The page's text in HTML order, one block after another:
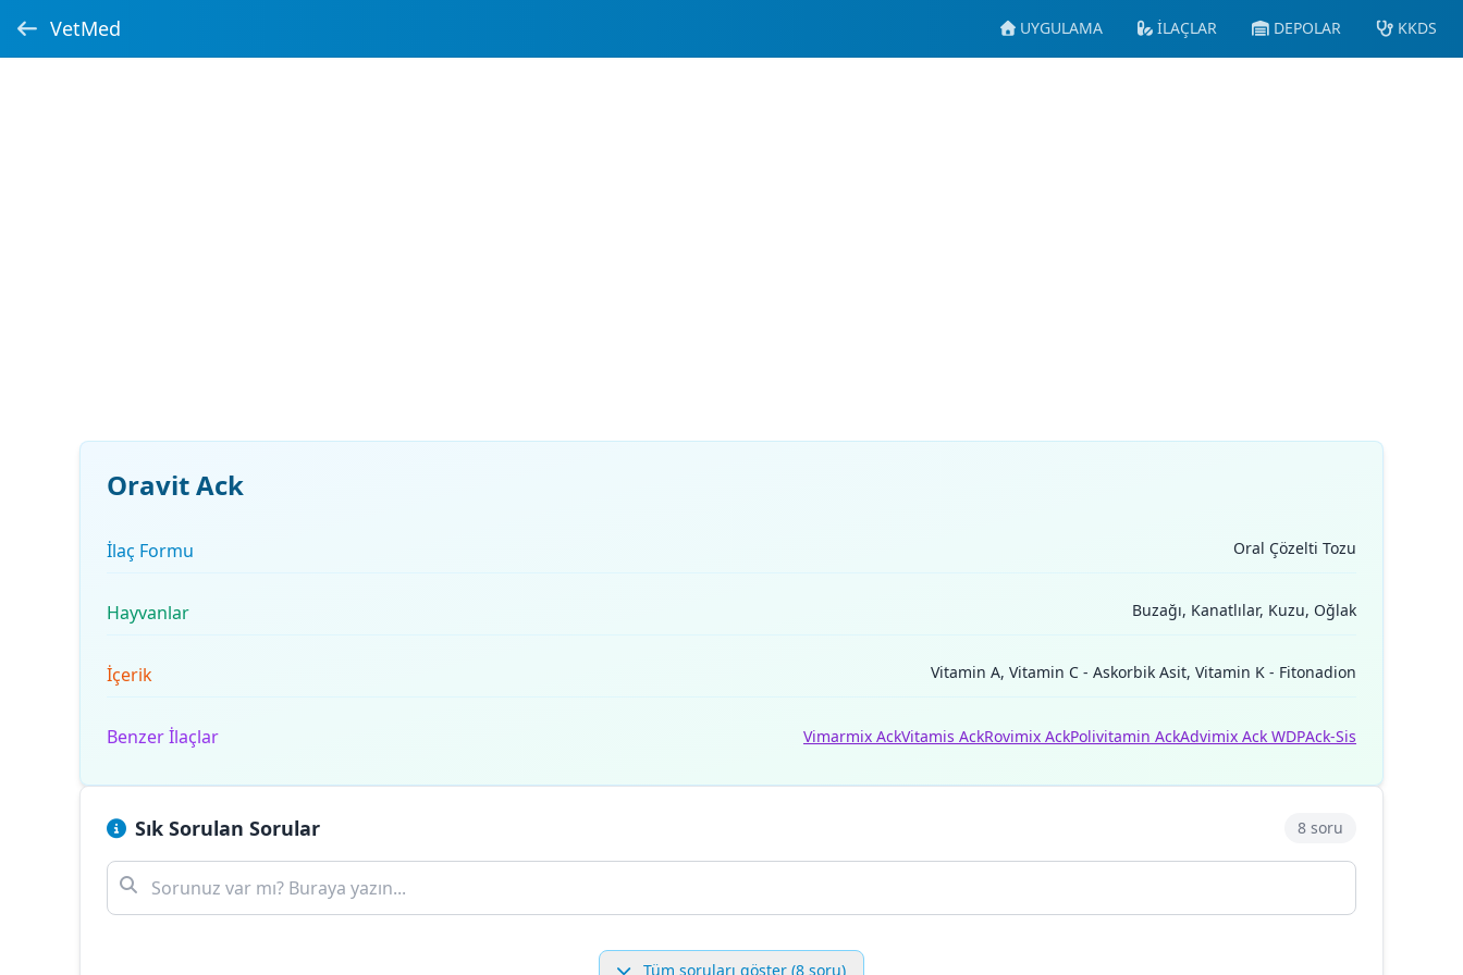
VetMed UYGULAMA İLAÇLAR DEPOLAR KKDS
Oravit Ack
İlaç Formu Oral Çözelti Tozu
Hayvanlar Buzağı, Kanatlılar, Kuzu, Oğlak
İçerik Vitamin A, Vitamin C - Askorbik Asit, Vitamin K - Fitonadion
Benzer İlaçlar Vimarmix AckVitamis AckRovimix AckPolivitamin AckAdvimix Ack WDPAck-Sis
Sık Sorulan Sorular 8 soru
Tüm soruları göster (8 soru)